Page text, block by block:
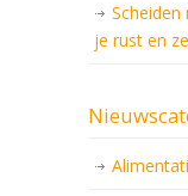
je rust en